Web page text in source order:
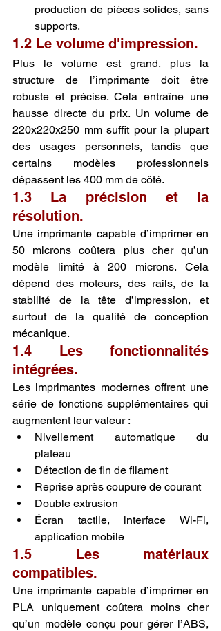
production de pièces solides, sans
supports.
1.2 Le volume d'impression.
Plus le volume est grand, plus la
structure de l’imprimante doit être
robuste et précise. Cela entraîne une
hausse directe du prix. Un volume de
220x220x250 mm suffit pour la plupart
des usages personnels, tandis que
certains modèles professionnels
dépassent les 400 mm de côté.
1.3 La précision et la
résolution.
Une imprimante capable d’imprimer en
50 microns coûtera plus cher qu’un
modèle limité à 200 microns. Cela
dépend des moteurs, des rails, de la
stabilité de la tête d’impression, et
surtout de la qualité de conception
mécanique.
1.4 Les fonctionnalités
intégrées.
Les imprimantes modernes offrent une
série de fonctions supplémentaires qui
augmentent leur valeur :
Nivellement automatique du
plateau
Détection de fin de filament
Reprise après coupure de courant
Double extrusion
Écran tactile, interface Wi-Fi,
application mobile
1.5 Les matériaux
compatibles.
Une imprimante capable d’imprimer en
PLA uniquement coûtera moins cher
qu’un modèle conçu pour gérer l’ABS,